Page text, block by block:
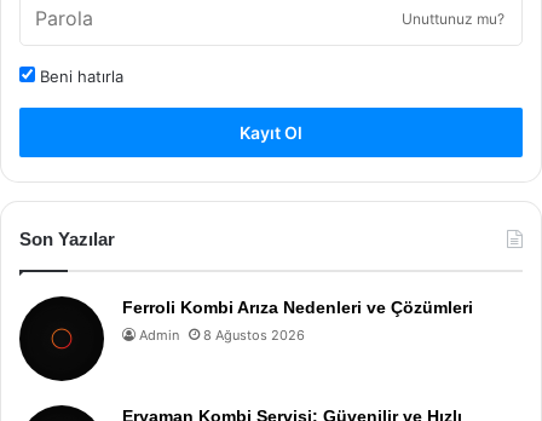
Unuttunuz mu?
Beni hatırla
Kayıt Ol
Son Yazılar
Ferroli Kombi Arıza Nedenleri ve Çözümleri
Admin 8 Ağustos 2026
Eryaman Kombi Servisi: Güvenilir ve Hızlı